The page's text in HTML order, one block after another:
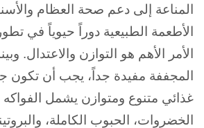
المناعة إلى دعم صحة العظام
الأطعمة الطبيعية دوراً حيوياً في
الأمر الأهم هو التوازن والاعتدال. و
المجففة مفيدة جداً، يجب أن تكون
غذائي متنوع ومتوازن يشمل الفواكه
الخضروات، الحبوب الكاملة،